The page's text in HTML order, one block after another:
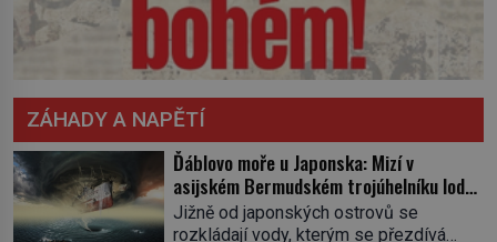
ZÁHADY A NAPĚTÍ
Ďáblovo moře u Japonska: Mizí v
asijském Bermudském trojúhelníku lodě
ve spárech neznámé síly?
Jižně od japonských ostrovů se
rozkládají vody, kterým se přezdívá